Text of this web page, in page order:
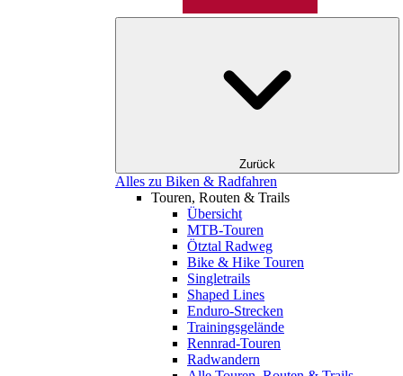
Zurück
Alles zu Biken & Radfahren
Touren, Routen & Trails
Übersicht
MTB-Touren
Ötztal Radweg
Bike & Hike Touren
Singletrails
Shaped Lines
Enduro-Strecken
Trainingsgelände
Rennrad-Touren
Radwandern